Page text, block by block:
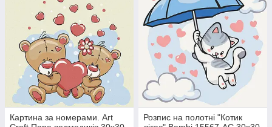
Картина за номерами. Art
Розпис на полотні "Котик